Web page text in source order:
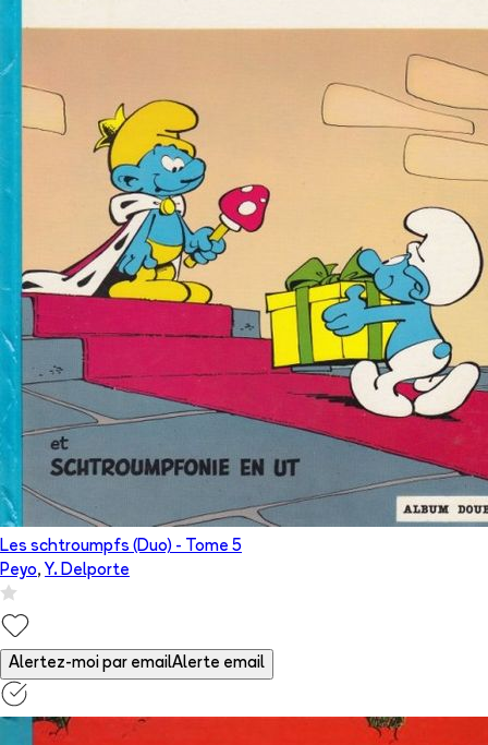
Les schtroumpfs (Duo) - Tome 5
Peyo, Y. Delporte
Alertez-moi par emailAlerte email